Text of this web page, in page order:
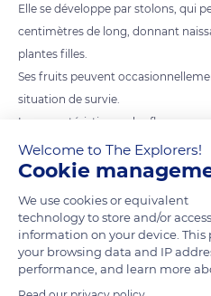
Elle se développe par stolons, qui
centimètres de long, donnant
plantes filles.
Ses fruits peuvent
situation de survie.
Les caractéristiques des fleurs
des fraisiers comestibles. Elles
ne se touchent pas et 20 à 30
READ MORE
Welcome to The Explorers!
Cookie
We use cookies or equivalent
technology to store and/or access
information on your device.
your browsing data and IP
performance, and learn more